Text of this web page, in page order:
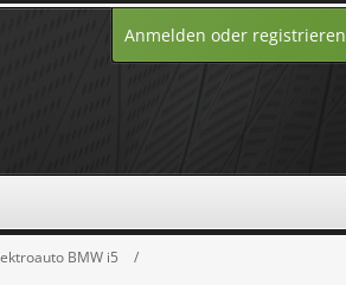
Anmelden oder registrieren
BMW i5